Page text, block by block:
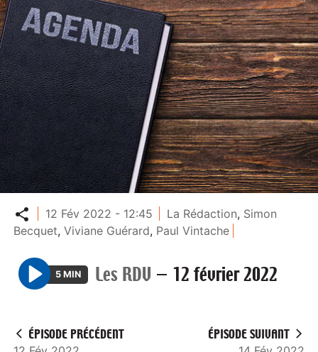
Partager
12 Fév 2022 - 12:45 La Rédaction, Simon
Becquet,Viviane Guérard, Paul Vintache
P
y
5 MIN Les RDV — 12 février 2022
ÉPISODE PRÉCÉDENT ÉPISODE SUIVANT